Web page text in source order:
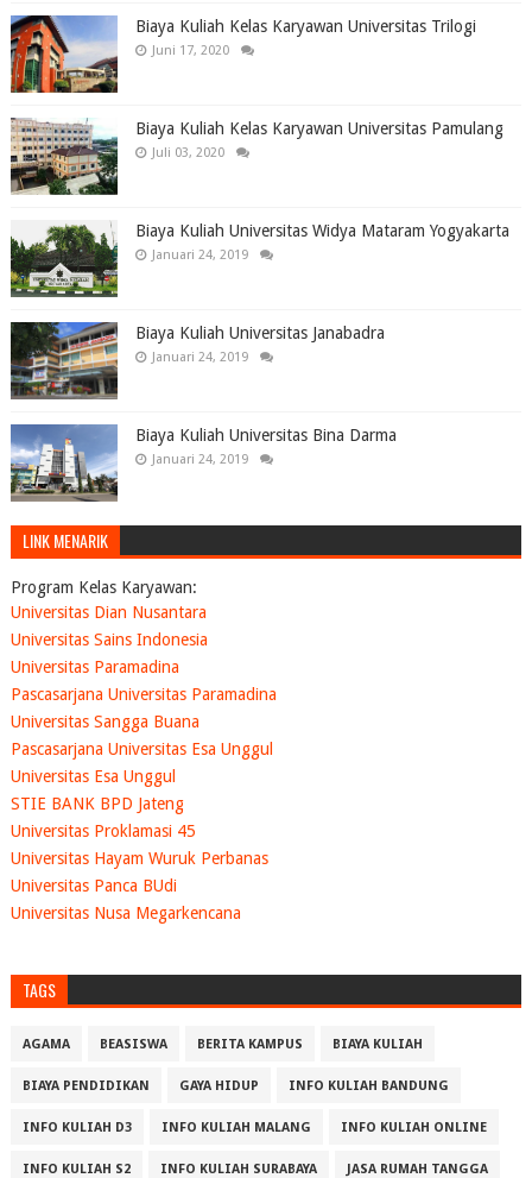
Biaya Kuliah Kelas Karyawan Universitas Trilogi
Juni 17, 2020
Biaya Kuliah Kelas Karyawan Universitas Pamulang
Juli 03, 2020
Biaya Kuliah Universitas Widya Mataram Yogyakarta
Januari 24, 2019
Biaya Kuliah Universitas Janabadra
Januari 24, 2019
Biaya Kuliah Universitas Bina Darma
Januari 24, 2019
LINK MENARIK
Program Kelas Karyawan:
Universitas Dian Nusantara
Universitas Sains Indonesia
Universitas Paramadina
Pascasarjana Universitas Paramadina
Universitas Sangga Buana
Pascasarjana Universitas Esa Unggul
Universitas Esa Unggul
STIE BANK BPD Jateng
Universitas Proklamasi 45
Universitas Hayam Wuruk Perbanas
Universitas Panca BUdi
Universitas Nusa Megarkencana
TAGS
AGAMA BEASISWA BERITA KAMPUS BIAYA KULIAH
BIAYA PENDIDIKAN GAYA HIDUP INFO KULIAH BANDUNG
INFO KULIAH D3 INFO KULIAH MALANG INFO KULIAH ONLINE
INFO KULIAH S2 INFO KULIAH SURABAYA JASA RUMAH TANGGA